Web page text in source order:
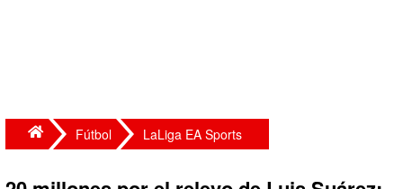
Fútbol LaLiga EA Sports